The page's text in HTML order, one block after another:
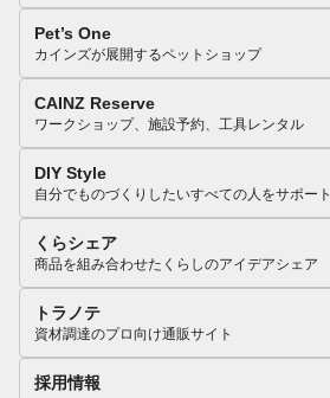
Pet’s One
カインズが展開するペットショップ
CAINZ Reserve
ワークショップ、施設予約、工具レンタル
DIY Style
自分でものづくりしたいすべての人をサポート
くらシェア
商品を組み合わせたくらしのアイデアシェア
トラノテ
資材調達のプロ向け通販サイト
採用情報